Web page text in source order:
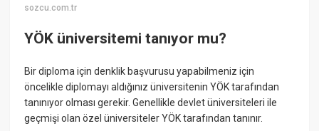
sozcu.com.tr
YÖK üniversitemi tanıyor mu?
Bir diploma için denklik başvurusu yapabilmeniz için
öncelikle diplomayı aldığınız üniversitenin YÖK tarafından
tanınıyor olması gerekir. Genellikle devlet üniversiteleri ile
geçmişi olan özel üniversiteler YÖK tarafından tanınır.